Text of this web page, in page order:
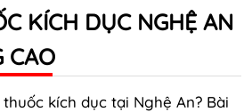
NAM
NAM
KÍCH DỤC NGHỆ AN
CAO
kích dục tại Nghệ An? Bài